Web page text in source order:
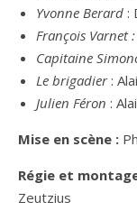
Yvonne Berard :
François Varnet :
Capitaine
Le brigadier:
Julien Féron :
Mise en scène :
Régie et
Zeutzius